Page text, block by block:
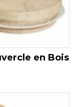
en Bois